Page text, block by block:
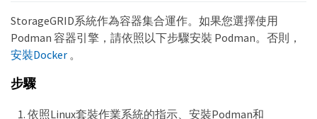
StorageGRID系統作為容器集合運作。如果您選擇使用
Podman 容器引擎，請依照以下步驟安裝 Podman。否則，
安裝Docker 。
步驟
依照Linux套裝作業系統的指示、安裝Podman和